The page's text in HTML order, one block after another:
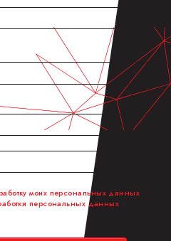
моих персональных данных
персональных данных